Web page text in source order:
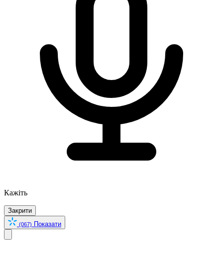
Кажіть
Закрити
(067) Показати